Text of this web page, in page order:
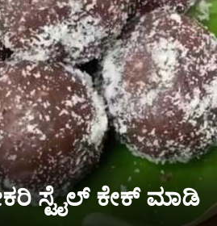
ಸ್ಟೈಲ್ ಕೇಕ್ ಮಾಡಿ